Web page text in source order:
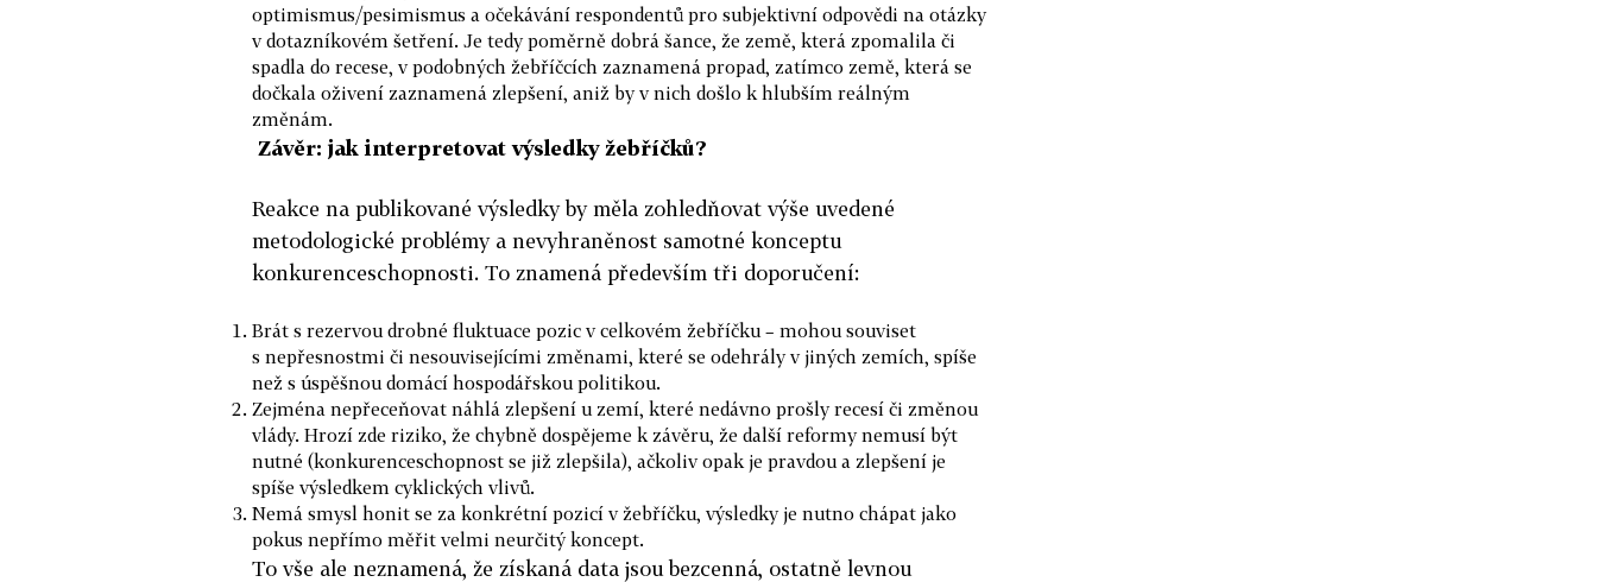
optimismus/pesimismus a očekávání respondentů pro subjektivní odpovědi na otázky
v dotazníkovém šetření. Je tedy poměrně dobrá šance, že země, která zpomalila či
spadla do recese, v podobných žebříčcích zaznamená propad, zatímco země, která se
dočkala oživení zaznamená zlepšení, aniž by v nich došlo k hlubším reálným
změnám.
Závěr: jak interpretovat výsledky žebříčků?
Reakce na publikované výsledky by měla zohledňovat výše uvedené
metodologické problémy a nevyhraněnost samotné konceptu
konkurenceschopnosti. To znamená především tři doporučení:
Brát s rezervou drobné fluktuace pozic v celkovém žebříčku – mohou souviset
s nepřesnostmi či nesouvisejícími změnami, které se odehrály v jiných zemích, spíše
než s úspěšnou domácí hospodářskou politikou.
Zejména nepřeceňovat náhlá zlepšení u zemí, které nedávno prošly recesí či změnou
vlády. Hrozí zde riziko, že chybně dospějeme k závěru, že další reformy nemusí být
nutné (konkurenceschopnost se již zlepšila), ačkoliv opak je pravdou a zlepšení je
spíše výsledkem cyklických vlivů.
Nemá smysl honit se za konkrétní pozicí v žebříčku, výsledky je nutno chápat jako
pokus nepřímo měřit velmi neurčitý koncept.
To vše ale neznamená, že získaná data jsou bezcenná, ostatně levnou